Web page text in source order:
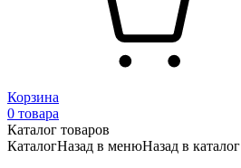
Корзина
0 товара
Каталог товаров
КаталогНазад в менюНазад в каталог